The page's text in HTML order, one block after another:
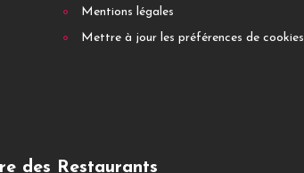
Mentions légales
Mettre à jour les préférences de cookies
des Restaurants